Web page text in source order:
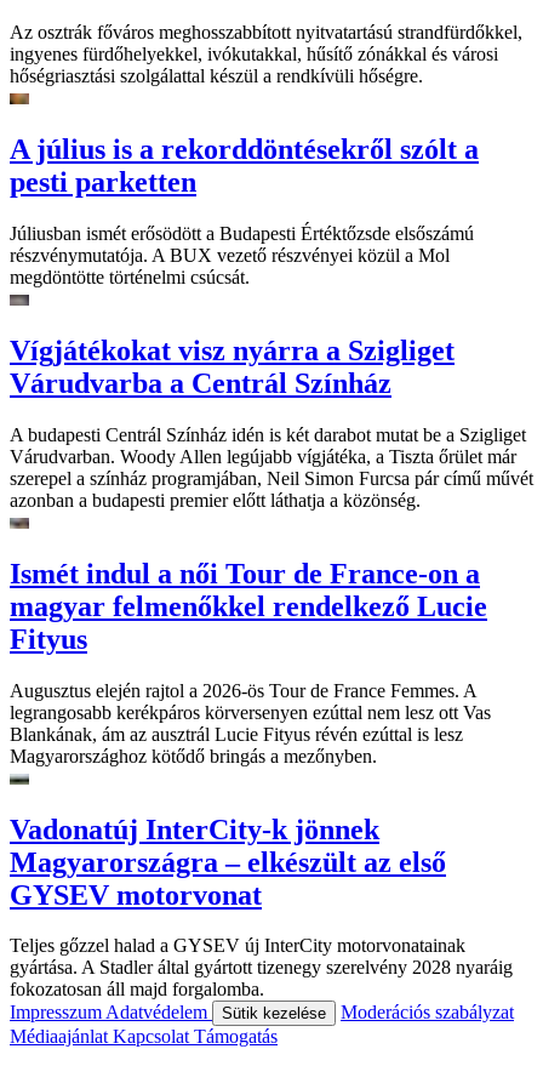
Az osztrák főváros meghosszabbított nyitvatartású strandfürdőkkel,
ingyenes fürdőhelyekkel, ivókutakkal, hűsítő zónákkal és városi
hőségriasztási szolgálattal készül a rendkívüli hőségre.
A július is a rekorddöntésekről szólt a
pesti parketten
Júliusban ismét erősödött a Budapesti Értéktőzsde elsőszámú
részvénymutatója. A BUX vezető részvényei közül a Mol
megdöntötte történelmi csúcsát.
Vígjátékokat visz nyárra a Szigliget
Várudvarba a Centrál Színház
A budapesti Centrál Színház idén is két darabot mutat be a Szigliget
Várudvarban. Woody Allen legújabb vígjátéka, a Tiszta őrület már
szerepel a színház programjában, Neil Simon Furcsa pár című művét
azonban a budapesti premier előtt láthatja a közönség.
Ismét indul a női Tour de France-on a
magyar felmenőkkel rendelkező Lucie
Fityus
Augusztus elején rajtol a 2026-ös Tour de France Femmes. A
legrangosabb kerékpáros körversenyen ezúttal nem lesz ott Vas
Blankának, ám az ausztrál Lucie Fityus révén ezúttal is lesz
Magyarországhoz kötődő bringás a mezőnyben.
Vadonatúj InterCity-k jönnek
Magyarországra – elkészült az első
GYSEV motorvonat
Teljes gőzzel halad a GYSEV új InterCity motorvonatainak
gyártása. A Stadler által gyártott tizenegy szerelvény 2028 nyaráig
fokozatosan áll majd forgalomba.
ImpresszumAdatvédelem Sütik kezelése
Moderációs szabályzat
MédiaajánlatKapcsolatTámogatás